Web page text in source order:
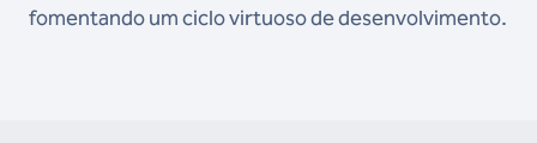
fomentando um ciclo virtuoso de desenvolvimento.